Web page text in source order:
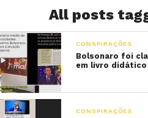
All posts
CONSPIRAÇÕES
Bolsonaro foi
em livro didático
CONSPIRAÇÕES